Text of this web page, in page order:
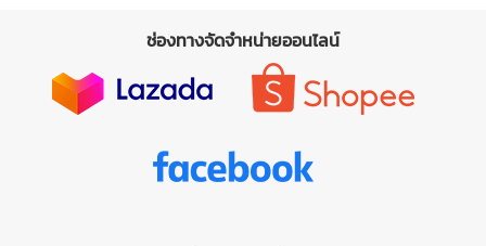
ช่องทางจัดจำหน่ายออนไลน์